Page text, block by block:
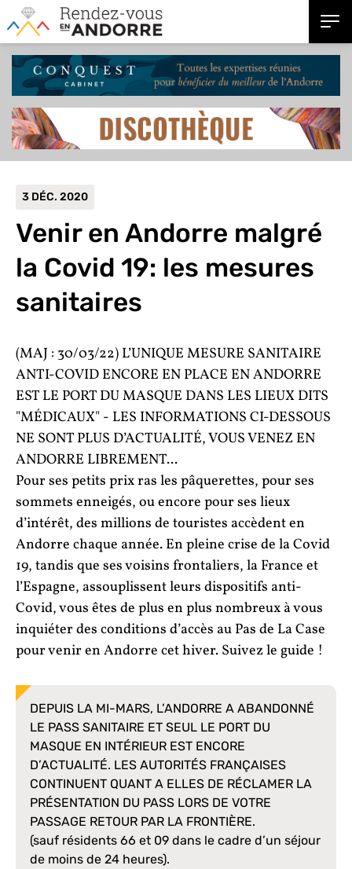
3 DÉC. 2020
Venir en Andorre malgré
la Covid 19: les mesures
sanitaires
(MAJ : 30/03/22) L’UNIQUE MESURE SANITAIRE
ANTI-COVID ENCORE EN PLACE EN ANDORRE
EST LE PORT DU MASQUE DANS LES LIEUX DITS
"MÉDICAUX" - LES INFORMATIONS CI-DESSOUS
NE SONT PLUS D’ACTUALITÉ, VOUS VENEZ EN
ANDORRE LIBREMENT...
Pour ses petits prix ras les pâquerettes, pour ses
sommets enneigés, ou encore pour ses lieux
d’intérêt, des millions de touristes accèdent en
Andorre chaque année. En pleine crise de la Covid
19, tandis que ses voisins frontaliers, la France et
l’Espagne, assouplissent leurs dispositifs anti-
Covid, vous êtes de plus en plus nombreux à vous
inquiéter des conditions d’accès au Pas de La Case
pour venir en Andorre cet hiver. Suivez le guide !
DEPUIS LA MI-MARS, L’ANDORRE A ABANDONNÉ
LE PASS SANITAIRE ET SEUL LE PORT DU
MASQUE EN INTÉRIEUR EST ENCORE
D’ACTUALITÉ. LES AUTORITÉS FRANÇAISES
CONTINUENT QUANT A ELLES DE RÉCLAMER LA
PRÉSENTATION DU PASS LORS DE VOTRE
PASSAGE RETOUR PAR LA FRONTIÈRE.
(sauf résidents 66 et 09 dans le cadre d’un séjour
de moins de 24 heures).